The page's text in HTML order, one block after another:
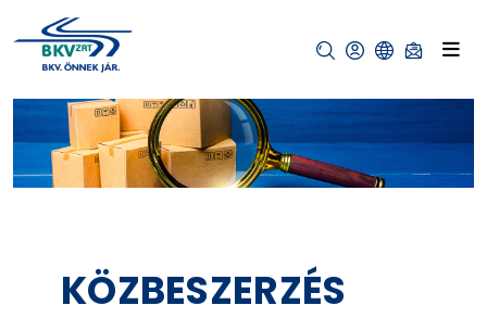
KÖZBESZERZÉS